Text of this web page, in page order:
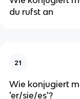
du rufst an
21
Wie konjugiert
'er/sie/es'?